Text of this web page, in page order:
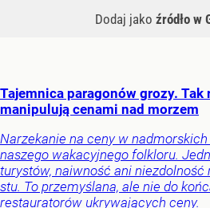
Dodaj jako źródło w
Tajemnica paragonów grozy. Tak
manipulują cenami nad morzem
Narzekanie na ceny w
naszego wakacyjnego folkloru.
turystów, naiwność ani
stu. To przemyślana, ale nie do
restauratorów ukrywających ceny.